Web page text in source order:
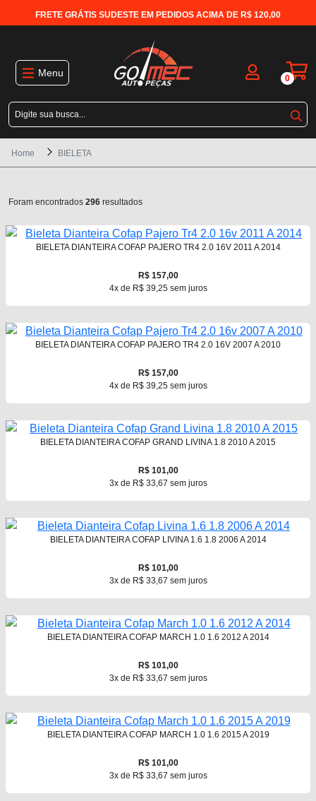
FRETE GRÁTIS SUDESTE EM PEDIDOS ACIMA DE R$ 120,00
Menu 0
Home BIELETA
Foram encontrados 296 resultados
BIELETA DIANTEIRA COFAP PAJERO TR4 2.0 16V 2011 A 2014
R$ 157,00
4x de R$ 39,25 sem juros
BIELETA DIANTEIRA COFAP PAJERO TR4 2.0 16V 2007 A 2010
R$ 157,00
4x de R$ 39,25 sem juros
BIELETA DIANTEIRA COFAP GRAND LIVINA 1.8 2010 A 2015
R$ 101,00
3x de R$ 33,67 sem juros
BIELETA DIANTEIRA COFAP LIVINA 1.6 1.8 2006 A 2014
R$ 101,00
3x de R$ 33,67 sem juros
BIELETA DIANTEIRA COFAP MARCH 1.0 1.6 2012 A 2014
R$ 101,00
3x de R$ 33,67 sem juros
BIELETA DIANTEIRA COFAP MARCH 1.0 1.6 2015 A 2019
R$ 101,00
3x de R$ 33,67 sem juros